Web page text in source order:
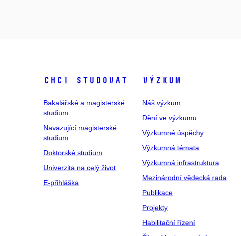
Chci studovat
Bakalářské a magisterské
studium
Navazující magisterské
studium
Doktorské studium
Univerzita na celý život
E-přihláška
Výzkum
Náš výzkum
Dění ve výzkumu
Výzkumné úspěchy
Výzkumná témata
Výzkumná infrastruktura
Mezinárodní vědecká rada
Publikace
Projekty
Habilitační řízení